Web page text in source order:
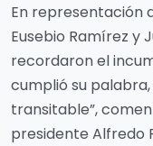
En representación
Eusebio Ramírez y
recordaron el
cumplió su
transitable”,
presidente Alfredo